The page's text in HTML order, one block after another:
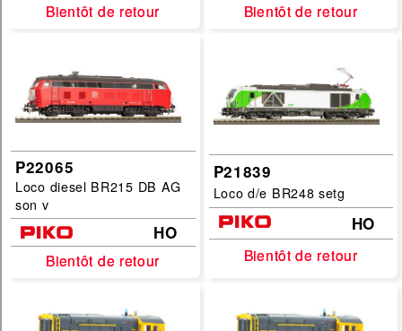
Echelles :
HO
N
filtrer
Bientôt de retour
Bientôt de retour Bientôt de retour
Bientôt de retour
P22065
Loco diesel BR215 DB AG
son v
HO
Bientôt de retour
Bientôt de retour
P21839
Loco d/e BR248 setg
HO
Bientôt de retour
Bientôt de retour